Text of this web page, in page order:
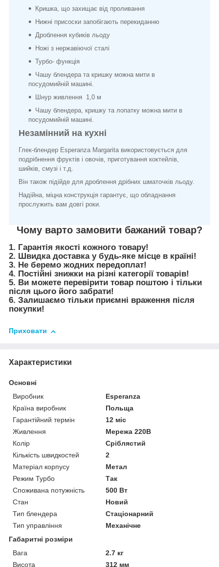
Кришка, що захищає від проливання
Нижні присоски запобігають перекиданню
Дроблення кубиків льоду
Ножі з нержавіючої сталі
Турбо- функція
Чашу блендера та кришку можна мити в
посудомийній машині.
Шнур живлення 1,0 м
Чашу блендера, кришку та лопатку можна мити в
посудомийній машині.
Незамінний на кухні
Глек-блендер Esperanza Margarita використовується для
подрібнення фруктів і овочів, приготування коктейлів,
шийків, смузі і т.д.
Він також підійде для дроблення дрібних шматочків льоду.
Надійна, міцна конструкція гарантує, що обладнання
прослужить вам довгі роки.
Чому варто замовити бажаний товар?
1. Гарантія якості кожного товару!
2. Швидка доставка у будь-яке місце в країні!
3. Не беремо жодних передоплат!
4. Постійні знижки на різні категорії товарів!
5. Ви можете перевірити товар поштою і тільки
після цього його забрати!
6. Залишаємо тільки приємні враження після
покупки!
Приховати
Характеристики
Основні
Виробник
Esperanza
Країна виробник
Польща
Гарантійний термін
12 міс
Живлення
Мережа 220В
Колір
Сріблястий
Кількість швидкостей
2
Матеріал корпусу
Метал
Режим Турбо
Так
Споживана потужність
500 Вт
Стан
Новий
Тип блендера
Стаціонарний
Тип управління
Механічне
Габаритні розміри
Вага
2.7 кг
Висота
312 мм